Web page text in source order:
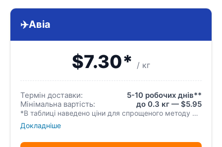
✈️Авіа
$7.30* / кг
Термін доставки:
5-10 робочих днів**
Мінімальна вартість:
до 0.3 кг — $5.95
*В таблиці наведено ціни для спрощеного методу реєстрації посилки. Спрощений метод найкраще використовувати для відправки одного замовлення . Одне вхідне замовлення=одна вихідна посилка . Немає можливості консолідувати (об’єднувати) та розконсолідувати (розділяти) ваші замовлення, а також неможливо замовляти додаткові послуги. Після отримання ми відправляємо вхідне замовлення без перепакування.
Докладніше